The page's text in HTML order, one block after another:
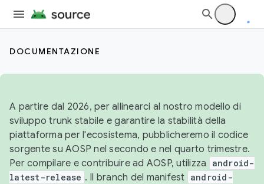
DOCUMENTAZIONE
A partire dal 2026, per allinearci al nostro modello di
sviluppo trunk stabile e garantire la stabilità della
piattaforma per l'ecosistema, pubblicheremo il codice
sorgente su AOSP nel secondo e nel quarto trimestre.
Per compilare e contribuire ad AOSP, utilizza
android-
latest-release . Il branch del manifest android-